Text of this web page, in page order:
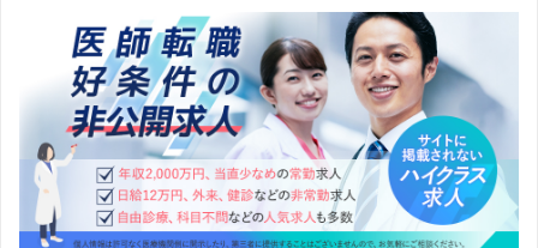
JMC医師転職支援サービス 100件
ドクタービジョン 100件
ドクターキャスト 81件
13 DtoDコンシェルジュ 80件
14 MRT 67件